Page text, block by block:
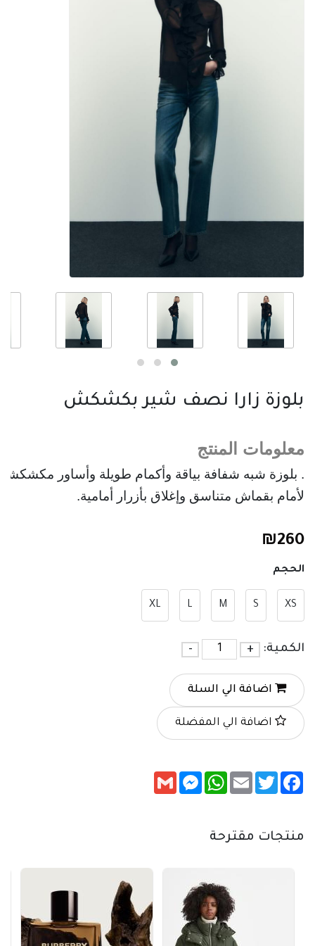
بلوزة زارا نصف شير بكشكش
معلومات المنتج
. بلوزة شبه شفافة بياقة وأكمام طويلة وأساور
لأمام بقماش متناسق وإغلاق بأزرار أمامية.
₪260
الحجم
XS
S
M
L
XL
الكمية: +
-
اضافة الي السلة
اضافة الي المفضلة
Facebook
Twitter
Email
WhatsApp
Messenger
Gmail
منتجات مقترحة